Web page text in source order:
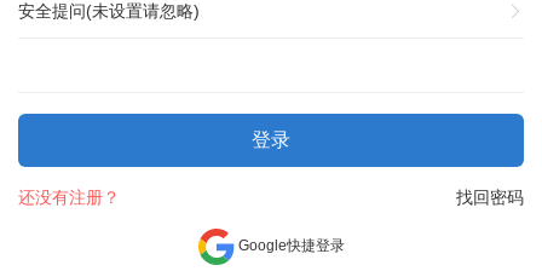
安全提问(未设置请忽略)
登录
找回密码
还没有注册？
Google快捷登录